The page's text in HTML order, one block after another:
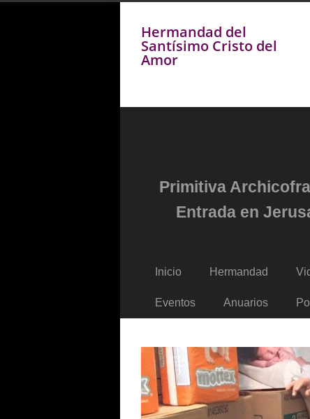
Hermandad del
Santísimo Cristo del
Amor
Primitiva
Entrada en
Inicio Hermandad
Eventos Anuarios